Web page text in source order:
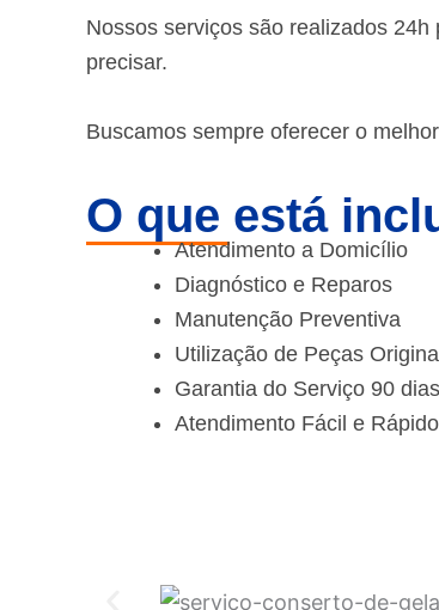
Nossos serviços são realizados
precisar.
Buscamos sempre oferecer o
O que está
Atendimento a Domicílio
Diagnóstico e Reparos
Manutenção Preventiva
Utilização de Peças
Garantia do Serviço 90 dias
Atendimento Fácil e Rápido